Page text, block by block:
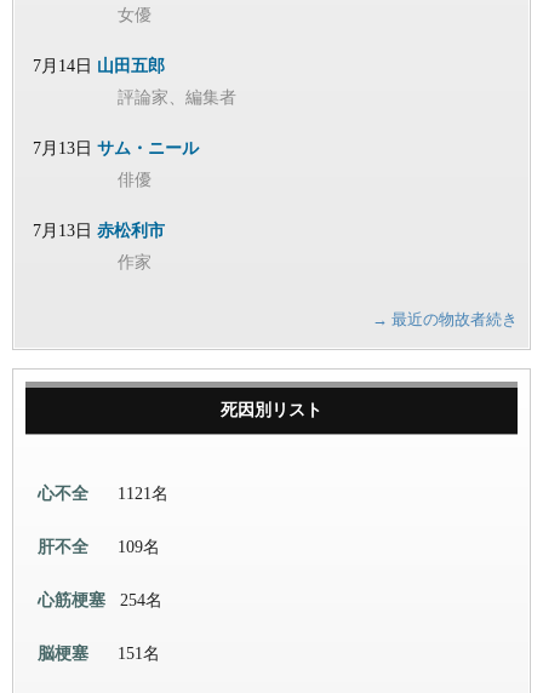
女優
7月14日 山田五郎
評論家、編集者
7月13日 サム・ニール
俳優
7月13日 赤松利市
作家
→ 最近の物故者続き
死因別リスト
心不全 1121名
肝不全 109名
心筋梗塞 254名
脳梗塞 151名